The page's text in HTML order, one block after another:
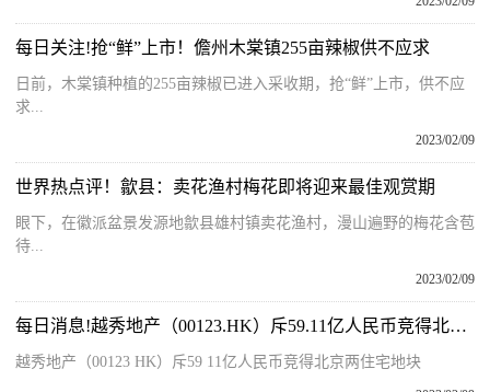
每日关注!抢“鲜”上市！儋州木棠镇255亩辣椒供不应求​
日前，木棠镇种植的255亩辣椒已进入采收期，抢“鲜”上市，供不应
求...
2023/02/09
世界热点评！歙县：卖花渔村梅花即将迎来最佳观赏期
眼下，在徽派盆景发源地歙县雄村镇卖花渔村，漫山遍野的梅花含苞
待...
2023/02/09
每日消息!越秀地产（00123.HK）斥59.11亿人民币竞得北京两住宅地块
越秀地产（00123 HK）斥59 11亿人民币竞得北京两住宅地块